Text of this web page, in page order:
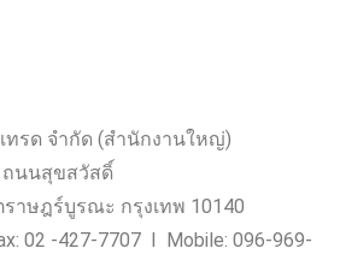
ทรด จำกัด (สำนักงานใหญ่)
นนสุขสวัสดิ์
าษฎร์บูรณะ กรุงเทพ 10140
02 -427-7707 I Mobile: 096-969-